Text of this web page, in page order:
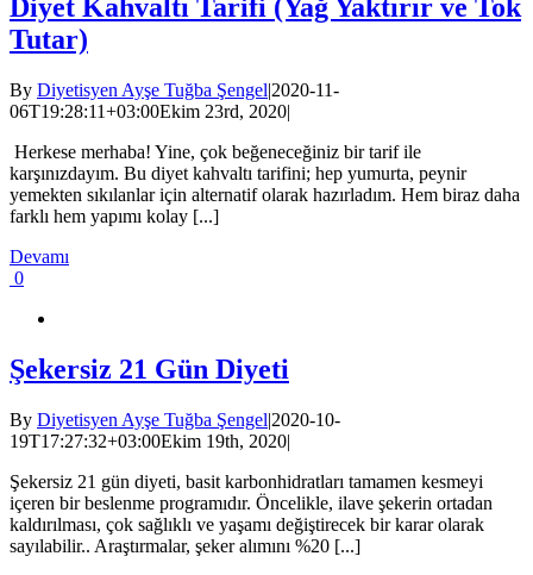
Diyet Kahvaltı Tarifi (Yağ Yaktırır ve Tok
Tutar)
By Diyetisyen Ayşe Tuğba Şengel|2020-11-
06T19:28:11+03:00Ekim 23rd, 2020|
Herkese merhaba! Yine, çok beğeneceğiniz bir tarif ile
karşınızdayım. Bu diyet kahvaltı tarifini; hep yumurta, peynir
yemekten sıkılanlar için alternatif olarak hazırladım. Hem biraz daha
farklı hem yapımı kolay [...]
Devamı
0
Şekersiz 21 Gün Diyeti
By Diyetisyen Ayşe Tuğba Şengel|2020-10-
19T17:27:32+03:00Ekim 19th, 2020|
Şekersiz 21 gün diyeti, basit karbonhidratları tamamen kesmeyi
içeren bir beslenme programıdır. Öncelikle, ilave şekerin ortadan
kaldırılması, çok sağlıklı ve yaşamı değiştirecek bir karar olarak
sayılabilir.. Araştırmalar, şeker alımını %20 [...]